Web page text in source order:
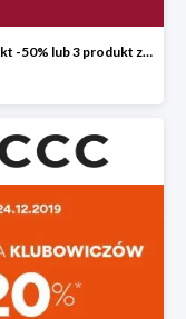
2 produkt -50% lub 3 produkt za 1 grosz